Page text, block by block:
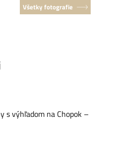
Všetky fotografie
s výhľadom na Chopok –